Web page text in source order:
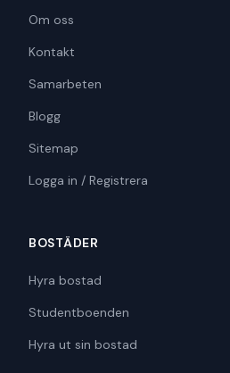
Om oss
Kontakt
Samarbeten
Blogg
Sitemap
Logga in / Registrera
BOSTÄDER
Hyra bostad
Studentboenden
Hyra ut sin bostad